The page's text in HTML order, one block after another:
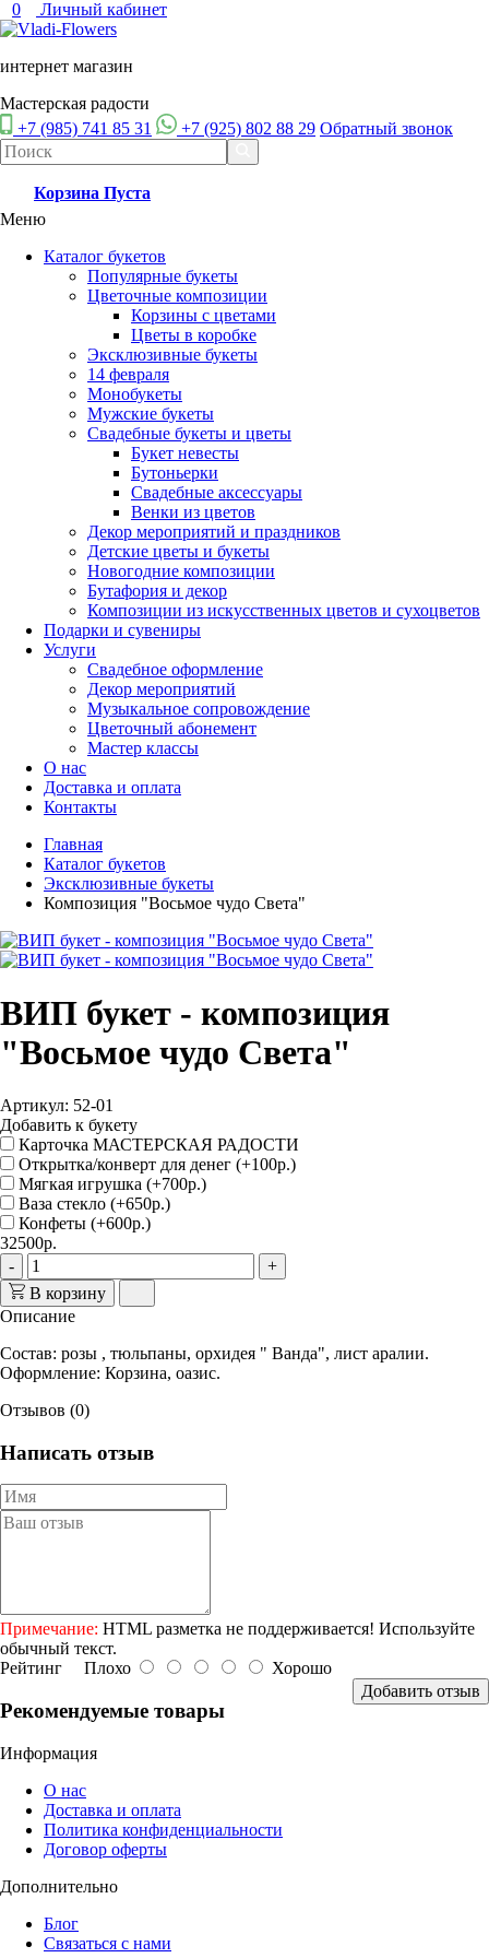
0 Личный кабинет
интернет магазин
Мастерская радости
+7 (985) 741 85 31
+7 (925) 802 88 29 Обратный звонок
Корзина Пуста
Меню
Каталог букетов
Популярные букеты
Цветочные композиции
Корзины с цветами
Цветы в коробке
Эксклюзивные букеты
14 февраля
Монобукеты
Мужские букеты
Свадебные букеты и цветы
Букет невесты
Бутоньерки
Свадебные аксессуары
Венки из цветов
Декор мероприятий и праздников
Детские цветы и букеты
Новогодние композиции
Бутафория и декор
Композиции из искусственных цветов и сухоцветов
Подарки и сувениры
Услуги
Свадебное оформление
Декор мероприятий
Музыкальное сопровождение
Цветочный абонемент
Мастер классы
О нас
Доставка и оплата
Контакты
Главная
Каталог букетов
Эксклюзивные букеты
Композиция "Восьмое чудо Света"
ВИП букет - композиция
"Восьмое чудо Света"
Артикул: 52-01
Добавить к букету
Карточка МАСТЕРСКАЯ РАДОСТИ
Открытка/конверт для денег (+100р.)
Мягкая игрушка (+700р.)
Ваза стекло (+650р.)
Конфеты (+600р.)
32500р.
-
+
В корзину
Описание
Состав: розы , тюльпаны, орхидея " Ванда", лист аралии.
Оформление: Корзина, оазис.
Отзывов (0)
Написать отзыв
Примечание: HTML разметка не поддерживается! Используйте
обычный текст.
Рейтинг Плохо
Хорошо
Добавить отзыв
Рекомендуемые товары
Информация
О нас
Доставка и оплата
Политика конфиденциальности
Договор оферты
Дополнительно
Блог
Связаться с нами